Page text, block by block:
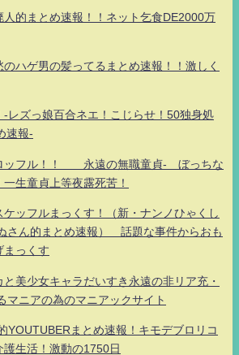
人的まとめ速報！！ネット乞食DE2000万
ハゲ男の髪ってるまとめ速報！！激しく
-レズっ娘百合ネエ！こじらせ！50独身処
速報-
ッフル！！ 永遠の無職童貞- ぼっちな
生童貞上等夜露死苦！
ッフルまっくす！（新・ナンノひゃくし
さん的まとめ速報） 話題な事件からおも
まっくす
美少女キャラだいすき永遠の非リア充・
マニアの為のマニアックサイト
YOUTUBERまとめ速報！キモデブロリコ
生活！激動の1750日